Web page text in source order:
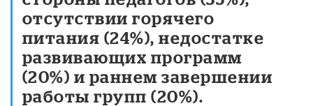
отсутствии горячего
питания (24%), недостатке
развивающих программ
(20%) и раннем завершении
работы групп (20%).